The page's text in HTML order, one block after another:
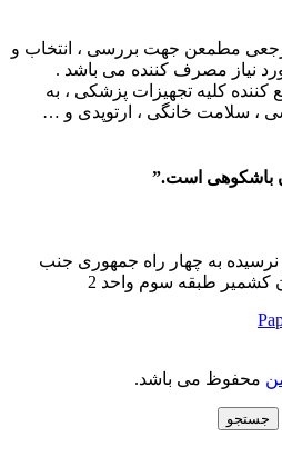
مرجعی مطمعن جهت بررسی ، انتخاب و
نیاز مصرف کننده می باشد .
کننده کلیه تجهیزات پزشکی ، به
، سلامت خانگی ، ارتوپدی و …
باشکوهی است.”
نرسیده به چهار راه جمهوری جنب
محفوظ می باشد.
جستجو